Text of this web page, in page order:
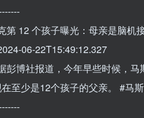
第 12 个孩子曝光：母亲是脑机
06-22T15:49:12.327
彭博社报道，今年早些时候，
至少是12个孩子的父亲。 #马